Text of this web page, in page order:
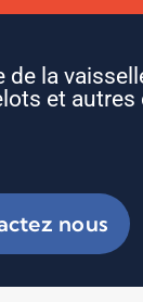
de la
et autres
nous